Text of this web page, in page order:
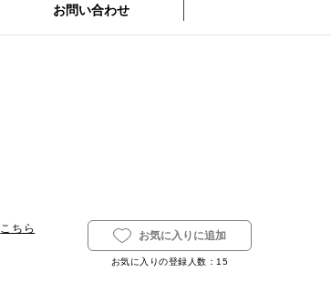
お問い合わせ
こちら
お気に入りに追加
お気に入りの登録人数： 15